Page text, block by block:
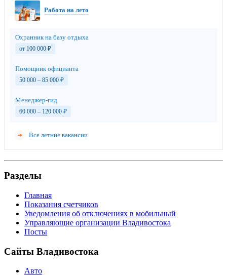
Работа на лето
Охранник на базу отдыха
от 100 000 ₽
Помощник официанта
50 000 – 85 000 ₽
Менеджер-гид
60 000 – 120 000 ₽
Все летние вакансии
Разделы
Главная
Показания счетчиков
Уведомления об отключениях в мобильный
Управляющие организации Владивостока
Посты
Сайты Владивостока
Авто